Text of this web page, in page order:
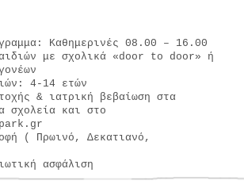
Καθημερινές 08.00 – 16.00
με σχολικά «door to door» ή
4-14 ετών
& ιατρική βεβαίωση στα
σχολεία και στο
( Πρωινό, Δεκατιανό,
ασφάλιση